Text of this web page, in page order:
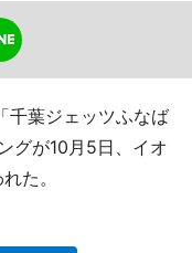
千葉ジェッツふなば
グが10月5日、イオ
た。